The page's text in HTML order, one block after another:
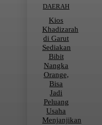
DAERAH
Kios
Khadizarah
di Garut
Sediakan
Bibit
Nangka
Orange,
Bisa
Jadi
Peluang
Usaha
Menjanjikan